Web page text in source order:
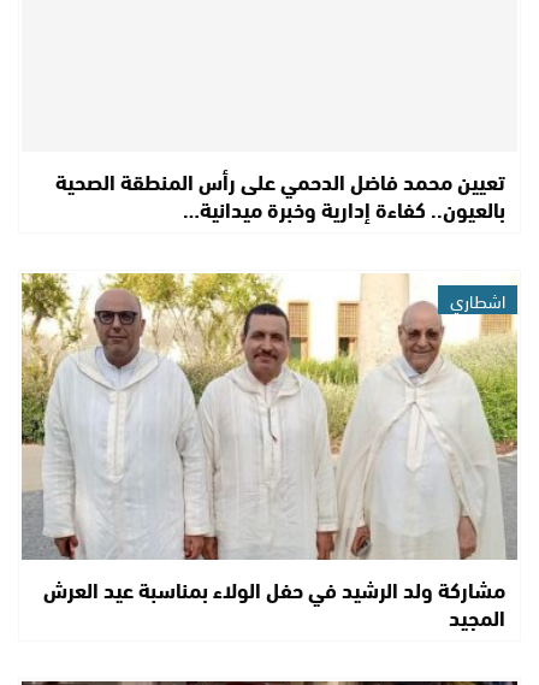
تعيين محمد فاضل الدحمي على رأس المنطقة الصحية
بالعيون.. كفاءة إدارية وخبرة ميدانية…
اشطاري
مشاركة ولد الرشيد في حفل الولاء بمناسبة عيد العرش
المجيد